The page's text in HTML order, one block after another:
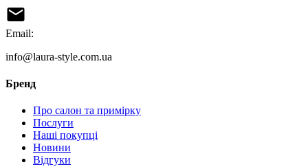
Email:
info@laura-style.com.ua
Бренд
Про салон та примірку
Послуги
Наші покупці
Новини
Відгуки